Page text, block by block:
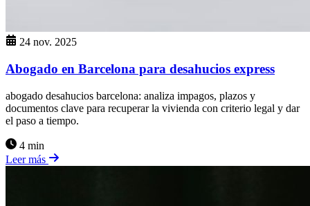
24 nov. 2025
Abogado en Barcelona para desahucios express
abogado desahucios barcelona: analiza impagos, plazos y
documentos clave para recuperar la vivienda con criterio legal y dar
el paso a tiempo.
4 min
Leer más